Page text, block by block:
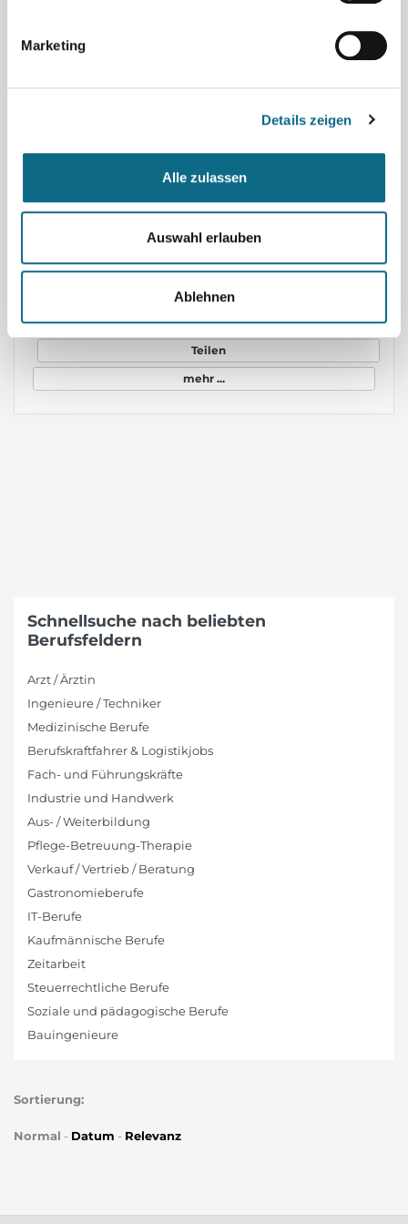
Marketing
Details zeigen
Alle zulassen
Auswahl erlauben
Ablehnen
Du möchtest mehr verdienen und trotzdem Zeit für Dein Privatleben haben? Komm als Pflegefachkraft (m/w/d) – Zeitarbeit in Schleswig-Holstein zu EMPLOYA und sichere Dir ab 28 €/Std. plus 2.000 € Willkommensprämie. Top‑Vorteile auf einen Blick ● Ab 28 € brutto pro Stunde – deutlich über vielen klassischen Festanstellungen ● 30 Tage Urlaub plus Urlaubs- und Weihnachtsgeld bis 500 € ● Zuschläge: 100 % Feiertage, 50 % Sonntage, 25 % Nächte, 20 % Samstage, 14,28 % Mehrarbeit ● Auf Wunsch bundesweite …
Pflegefachkraft (m/w/d) - Zeitarbeit
Teilen
mehr ...
Schnellsuche nach beliebten
Berufsfeldern
Arzt / Ärztin
Ingenieure / Techniker
Medizinische Berufe
Berufskraftfahrer & Logistikjobs
Fach- und Führungskräfte
Industrie und Handwerk
Aus- / Weiterbildung
Pflege-Betreuung-Therapie
Verkauf / Vertrieb / Beratung
Gastronomieberufe
IT-Berufe
Kaufmännische Berufe
Zeitarbeit
Steuerrechtliche Berufe
Soziale und pädagogische Berufe
Bauingenieure
Sortierung:
Normal - Datum - Relevanz